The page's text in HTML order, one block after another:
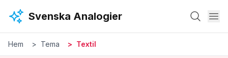
Svenska Analogier
Hem Tema Textil